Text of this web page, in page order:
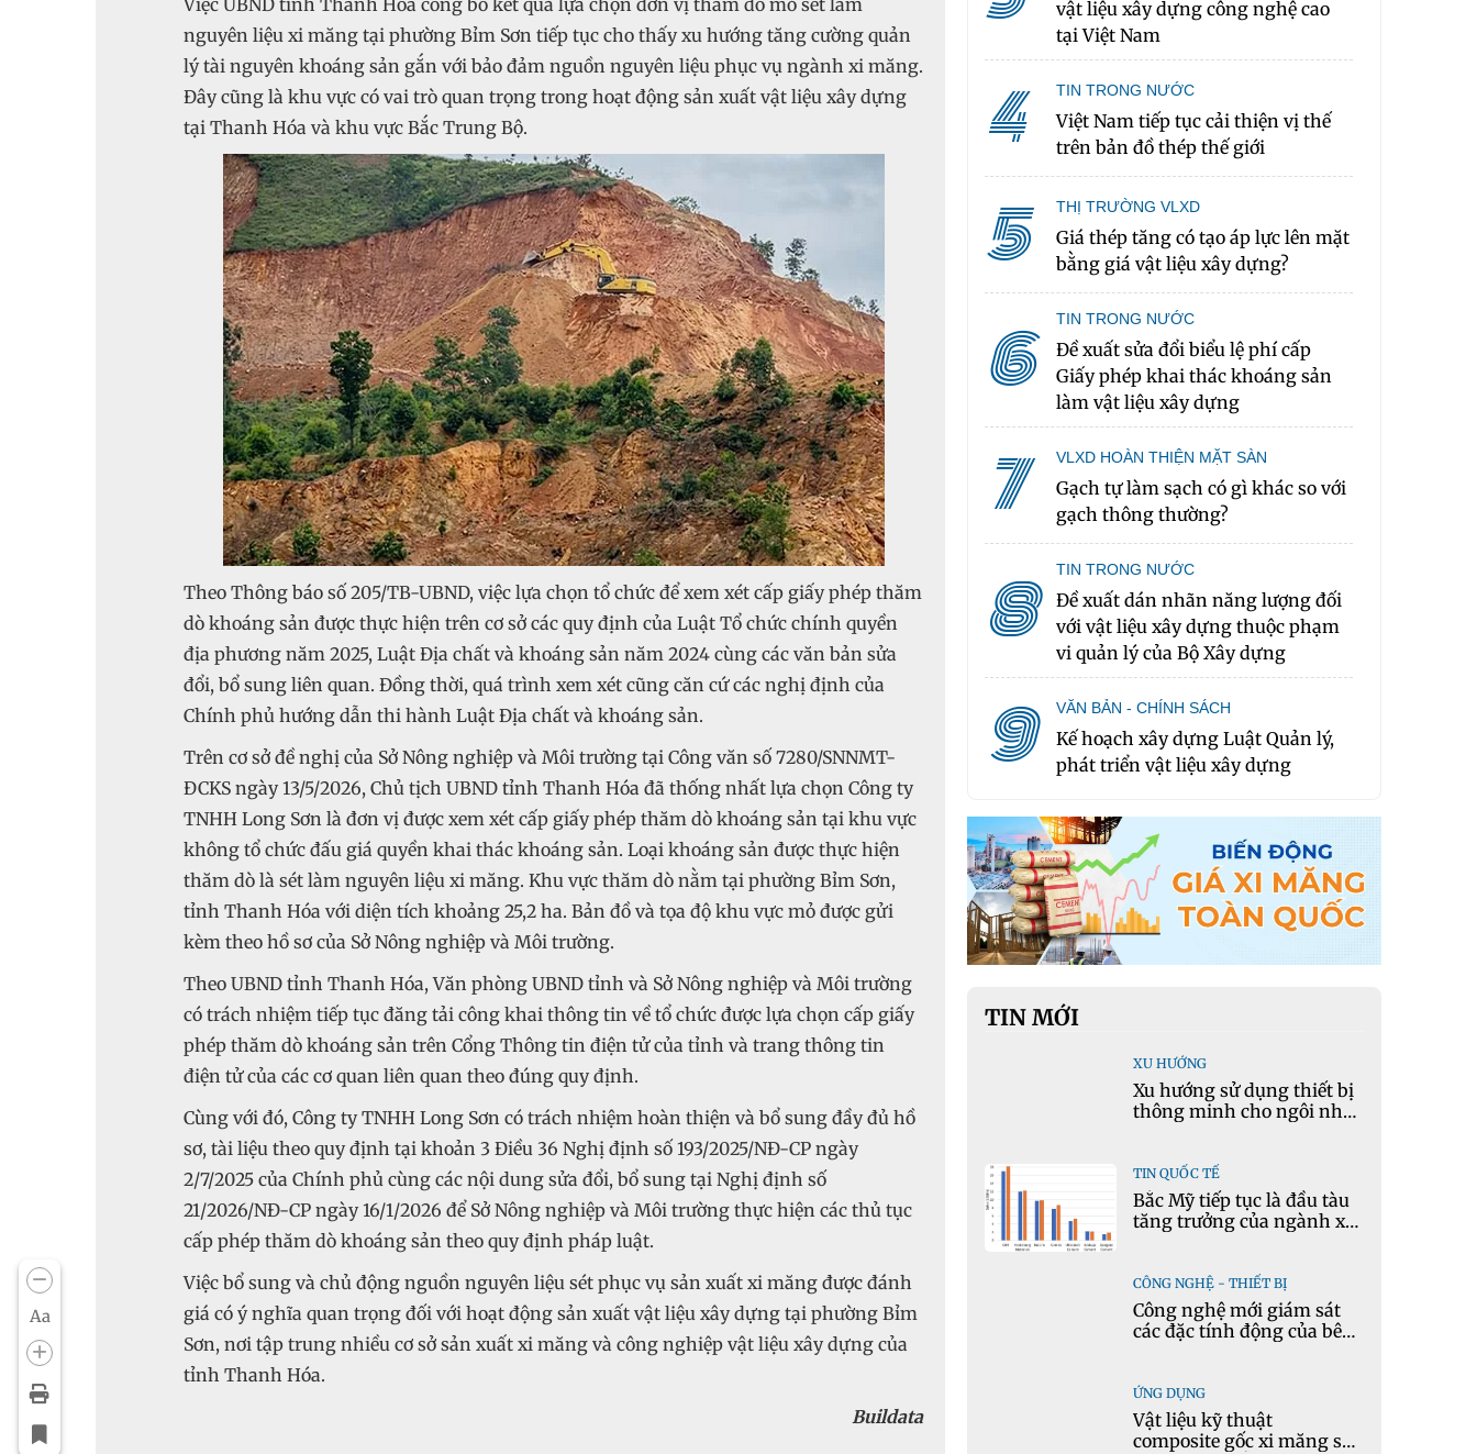
Aa
Việc UBND tỉnh Thanh Hóa công bố kết quả lựa chọn đơn vị thăm dò mỏ sét làm
nguyên liệu xi măng tại phường Bỉm Sơn tiếp tục cho thấy xu hướng tăng cường quản
lý tài nguyên khoáng sản gắn với bảo đảm nguồn nguyên liệu phục vụ ngành xi măng.
Đây cũng là khu vực có vai trò quan trọng trong hoạt động sản xuất vật liệu xây dựng
tại Thanh Hóa và khu vực Bắc Trung Bộ.
Theo Thông báo số 205/TB-UBND, việc lựa chọn tổ chức để xem xét cấp giấy phép thăm
dò khoáng sản được thực hiện trên cơ sở các quy định của Luật Tổ chức chính quyền
địa phương năm 2025, Luật Địa chất và khoáng sản năm 2024 cùng các văn bản sửa
đổi, bổ sung liên quan. Đồng thời, quá trình xem xét cũng căn cứ các nghị định của
Chính phủ hướng dẫn thi hành Luật Địa chất và khoáng sản.
Trên cơ sở đề nghị của Sở Nông nghiệp và Môi trường tại Công văn số 7280/SNNMT-
ĐCKS ngày 13/5/2026, Chủ tịch UBND tỉnh Thanh Hóa đã thống nhất lựa chọn Công ty
TNHH Long Sơn là đơn vị được xem xét cấp giấy phép thăm dò khoáng sản tại khu vực
không tổ chức đấu giá quyền khai thác khoáng sản. Loại khoáng sản được thực hiện
thăm dò là sét làm nguyên liệu xi măng. Khu vực thăm dò nằm tại phường Bỉm Sơn,
tỉnh Thanh Hóa với diện tích khoảng 25,2 ha. Bản đồ và tọa độ khu vực mỏ được gửi
kèm theo hồ sơ của Sở Nông nghiệp và Môi trường.
Theo UBND tỉnh Thanh Hóa, Văn phòng UBND tỉnh và Sở Nông nghiệp và Môi trường
có trách nhiệm tiếp tục đăng tải công khai thông tin về tổ chức được lựa chọn cấp giấy
phép thăm dò khoáng sản trên Cổng Thông tin điện tử của tỉnh và trang thông tin
điện tử của các cơ quan liên quan theo đúng quy định.
Cùng với đó, Công ty TNHH Long Sơn có trách nhiệm hoàn thiện và bổ sung đầy đủ hồ
sơ, tài liệu theo quy định tại khoản 3 Điều 36 Nghị định số 193/2025/NĐ-CP ngày
2/7/2025 của Chính phủ cùng các nội dung sửa đổi, bổ sung tại Nghị định số
21/2026/NĐ-CP ngày 16/1/2026 để Sở Nông nghiệp và Môi trường thực hiện các thủ tục
cấp phép thăm dò khoáng sản theo quy định pháp luật.
Việc bổ sung và chủ động nguồn nguyên liệu sét phục vụ sản xuất xi măng được đánh
giá có ý nghĩa quan trọng đối với hoạt động sản xuất vật liệu xây dựng tại phường Bỉm
Sơn, nơi tập trung nhiều cơ sở sản xuất xi măng và công nghiệp vật liệu xây dựng của
tỉnh Thanh Hóa.
Buildata
vật liệu xây dựng công nghệ cao
tại Việt Nam
4 TIN TRONG NƯỚC
Việt Nam tiếp tục cải thiện vị thế
trên bản đồ thép thế giới
5 THỊ TRƯỜNG VLXD
Giá thép tăng có tạo áp lực lên mặt
bằng giá vật liệu xây dựng?
6 TIN TRONG NƯỚC
Đề xuất sửa đổi biểu lệ phí cấp
Giấy phép khai thác khoáng sản
làm vật liệu xây dựng
7 VLXD HOÀN THIỆN MẶT SÀN
Gạch tự làm sạch có gì khác so với
gạch thông thường?
8 TIN TRONG NƯỚC
Đề xuất dán nhãn năng lượng đối
với vật liệu xây dựng thuộc phạm
vi quản lý của Bộ Xây dựng
9 VĂN BẢN - CHÍNH SÁCH
Kế hoạch xây dựng Luật Quản lý,
phát triển vật liệu xây dựng
TIN MỚI
XU HƯỚNG
Xu hướng sử dụng thiết bị
thông minh cho ngôi nhà
TIN QUỐC TẾ
Bắc Mỹ tiếp tục là đầu tàu
tăng trưởng của ngành xi
CÔNG NGHỆ - THIẾT BỊ
Công nghệ mới giám sát
các đặc tính động của bê
ỨNG DỤNG
Vật liệu kỹ thuật
composite gốc xi măng sử